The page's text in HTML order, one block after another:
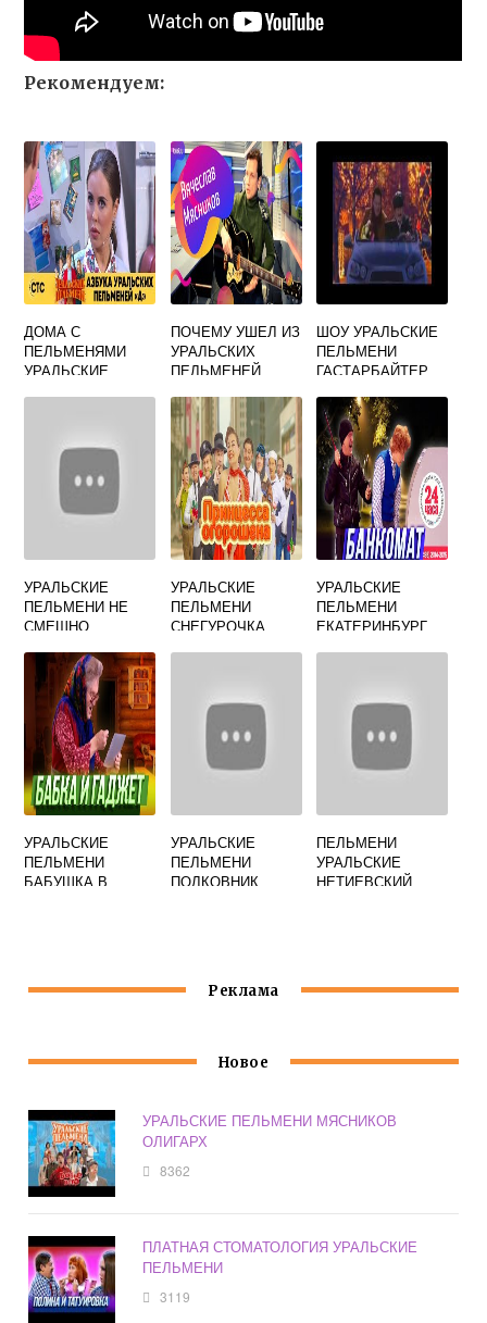
Рекомендуем:
ДОМА С
ПЕЛЬМЕНЯМИ
УРАЛЬСКИЕ
ПОЧЕМУ УШЕЛ ИЗ
УРАЛЬСКИХ
ПЕЛЬМЕНЕЙ
ШОУ УРАЛЬСКИЕ
ПЕЛЬМЕНИ
ГАСТАРБАЙТЕР
УРАЛЬСКИЕ
ПЕЛЬМЕНИ НЕ
СМЕШНО
УРАЛЬСКИЕ
ПЕЛЬМЕНИ
СНЕГУРОЧКА
УРАЛЬСКИЕ
ПЕЛЬМЕНИ
ЕКАТЕРИНБУРГ
УРАЛЬСКИЕ
ПЕЛЬМЕНИ
БАБУШКА В
УРАЛЬСКИЕ
ПЕЛЬМЕНИ
ПОЛКОВНИК
ПЕЛЬМЕНИ
УРАЛЬСКИЕ
НЕТИЕВСКИЙ
Реклама
Новое
УРАЛЬСКИЕ ПЕЛЬМЕНИ МЯСНИКОВ
ОЛИГАРХ
8362
ПЛАТНАЯ СТОМАТОЛОГИЯ УРАЛЬСКИЕ
ПЕЛЬМЕНИ
3119